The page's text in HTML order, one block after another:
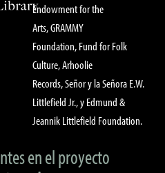
Endowment for the
Arts, GRAMMY
Foundation, Fund for Folk
Culture, Arhoolie
Records, Señor y la Señora E.W.
Littlefield Jr., y Edmund &
Jeannik Littlefield Foundation.
en el proyecto